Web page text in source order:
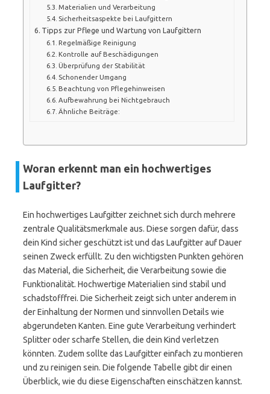
Materialien und Verarbeitung
Sicherheitsaspekte bei Laufgittern
Tipps zur Pflege und Wartung von Laufgittern
Regelmäßige Reinigung
Kontrolle auf Beschädigungen
Überprüfung der Stabilität
Schonender Umgang
Beachtung von Pflegehinweisen
Aufbewahrung bei Nichtgebrauch
Ähnliche Beiträge:
Woran erkennt man ein hochwertiges
Laufgitter?
Ein hochwertiges Laufgitter zeichnet sich durch mehrere
zentrale Qualitätsmerkmale aus. Diese sorgen dafür, dass
dein Kind sicher geschützt ist und das Laufgitter auf Dauer
seinen Zweck erfüllt. Zu den wichtigsten Punkten gehören
das Material, die Sicherheit, die Verarbeitung sowie die
Funktionalität. Hochwertige Materialien sind stabil und
schadstofffrei. Die Sicherheit zeigt sich unter anderem in
der Einhaltung der Normen und sinnvollen Details wie
abgerundeten Kanten. Eine gute Verarbeitung verhindert
Splitter oder scharfe Stellen, die dein Kind verletzen
könnten. Zudem sollte das Laufgitter einfach zu montieren
und zu reinigen sein. Die folgende Tabelle gibt dir einen
Überblick, wie du diese Eigenschaften einschätzen kannst.